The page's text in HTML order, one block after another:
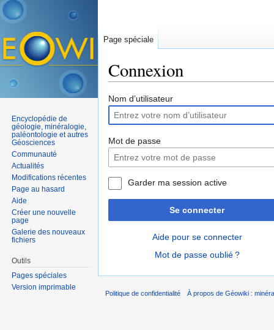
Connexion
Nom d’utilisateur
Mot de passe
Garder ma session active
Se connecter
Aide pour se connecter
Mot de passe oublié ?
Page spéciale
Encyclopédie de
géologie, minéralogie,
paléontologie et autres
Géosciences
Communauté
Actualités
Modifications récentes
Page au hasard
Aide
Créer une nouvelle
page
Galerie des nouveaux
fichiers
Outils
Pages spéciales
Version imprimable
Politique de confidentialité À propos de Géowiki :